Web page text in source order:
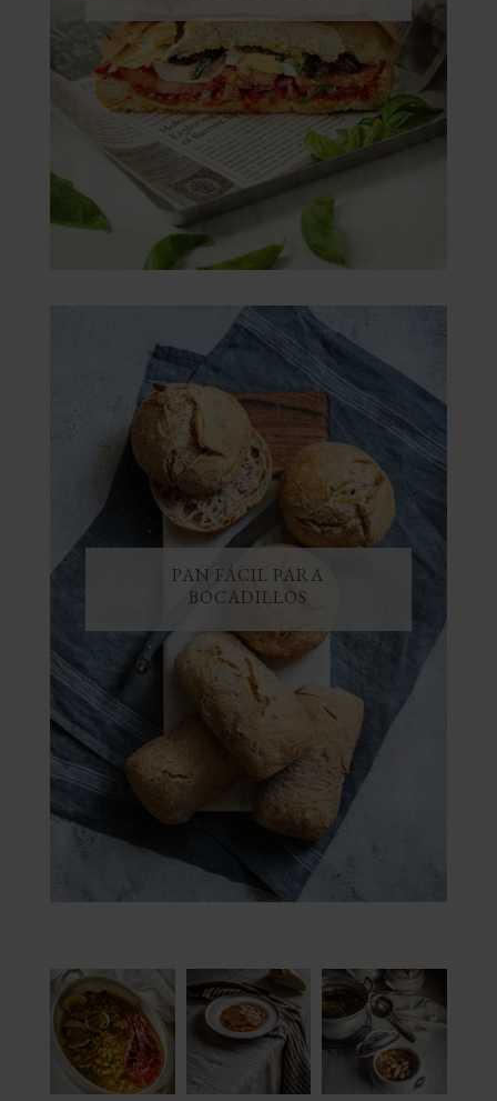
PAN FÁCIL PARA
BOCADILLOS